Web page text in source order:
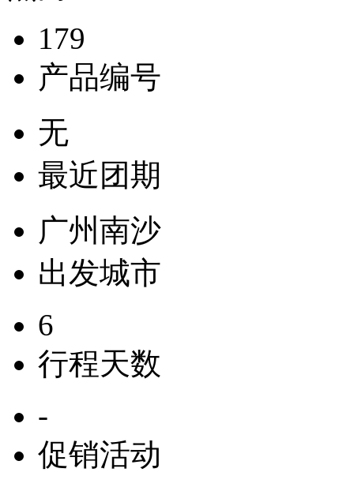
179
产品编号
无
最近团期
广州南沙
出发城市
6
行程天数
-
促销活动